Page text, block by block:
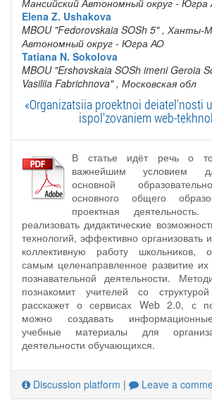
Мансийский Автономный округ - Югра
Elena Z. Ushakova
MBOU "Fedorovskaia SOSh 5" , Ханты-
Автономный округ - Югра АО
Tatiana N. Sokolova
MBOU "Ershovskaia SOSh imeni Geroia
Vasiliia Fabrichnova" , Московская обл
«Organizatsiia proektnoi deiatel'nosti
ispol'zovaniem web-
В статье идёт речь о
важнейшим условием
основной
основного общего
проектная
реализовать дидактические
технологий, эффективно организовать
коллективную работу школьников,
самым целенаправленное развитие их
познавательной деятельности.
познакомит учителей со
расскажет о сервисах Web 2.0, с
можно создавать
учебные материалы для
деятельности обучающихся.
Discussion platform | Leave a